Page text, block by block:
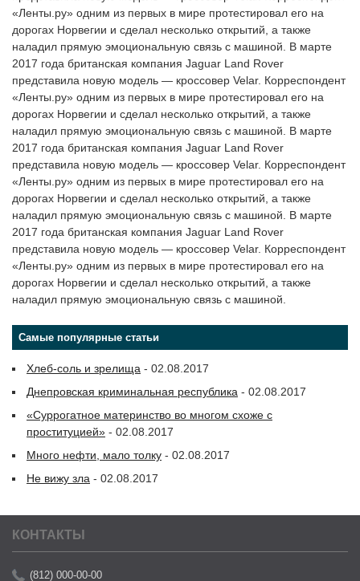
«Ленты.ру» одним из первых в мире протестировал его на
дорогах Норвегии и сделал несколько открытий, а также
наладил прямую эмоциональную связь с машиной. В марте
2017 года британская компания Jaguar Land Rover
представила новую модель — кроссовер Velar. Корреспондент
«Ленты.ру» одним из первых в мире протестировал его на
дорогах Норвегии и сделал несколько открытий, а также
наладил прямую эмоциональную связь с машиной. В марте
2017 года британская компания Jaguar Land Rover
представила новую модель — кроссовер Velar. Корреспондент
«Ленты.ру» одним из первых в мире протестировал его на
дорогах Норвегии и сделал несколько открытий, а также
наладил прямую эмоциональную связь с машиной. В марте
2017 года британская компания Jaguar Land Rover
представила новую модель — кроссовер Velar. Корреспондент
«Ленты.ру» одним из первых в мире протестировал его на
дорогах Норвегии и сделал несколько открытий, а также
наладил прямую эмоциональную связь с машиной.
Самые популярные статьи
Хлеб-соль и зрелища - 02.08.2017
Днепровская криминальная республика - 02.08.2017
«Суррогатное материнство во многом схоже с
проституцией» - 02.08.2017
Много нефти, мало толку - 02.08.2017
Не вижу зла - 02.08.2017
КОНТАКТЫ
(812) 000-00-00